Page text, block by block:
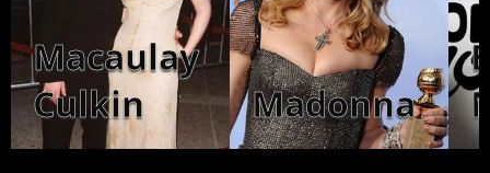
Macaulay
Culkin
Madonna